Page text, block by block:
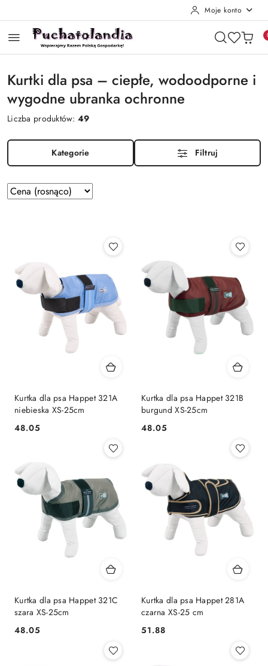
Moje konto
Kurtki dla psa – ciepłe, wodoodporne i
wygodne ubranka ochronne
Liczba produktów:49
Kategorie Filtruj
Zastosowano
sortowanie:
Sortuj
według
Kurtka dla psa Happet 321A
niebieska XS-25cm
Cena:
48.05
Kurtka dla psa Happet 321B
burgund XS-25cm
Cena:
48.05
Kurtka dla psa Happet 321C
szara XS-25cm
Cena:
48.05
Kurtka dla psa Happet 281A
czarna XS-25 cm
Cena:
51.88